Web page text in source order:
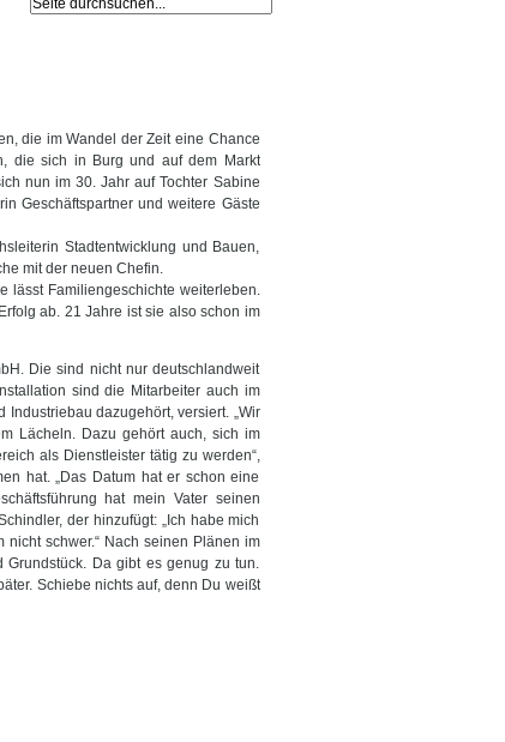
die im Wandel der Zeit eine Chance
die sich in Burg und auf dem Markt
nun im 30. Jahr auf Tochter Sabine
Geschäftspartner und weitere Gäste
Stadtentwicklung und Bauen,
mit der neuen Chefin.
lässt Familiengeschichte weiterleben.
ab. 21 Jahre ist sie also schon im
Die sind nicht nur deutschlandweit
sind die Mitarbeiter auch im
dazugehört, versiert. „Wir
Lächeln. Dazu gehört auch, sich im
als Dienstleister tätig zu werden“,
hat. „Das Datum hat er schon eine
hat mein Vater seinen
der hinzufügt: „Ich habe mich
schwer.“ Nach seinen Plänen im
Grundstück. Da gibt es genug zu tun.
Schiebe nichts auf, denn Du weißt